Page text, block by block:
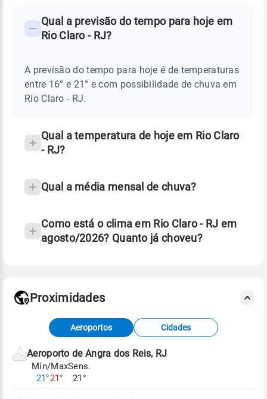
PREVISÃO
TEMPO
CLARO
Perguntas
sobre
chuva
Qual a previsão do tempo para hoje em
Rio Claro - RJ?
A previsão do tempo para hoje é de temperaturas
entre 16° e 21° e com possibilidade de chuva em
Rio Claro - RJ.
Qual a temperatura de hoje em Rio Claro
- RJ?
Qual a média mensal de chuva?
Como está o clima em Rio Claro - RJ em
agosto/2026? Quanto já choveu?
Fonte: dados combinados de estações
meteorológicas e satélite do Centro de Previsão
de Tempo e Estudos Climáticos (CPTEC).
Para obter mais informações sobre os dados
Proximidades
Aeroportos Cidades
Aeroporto de Angra dos Reis, RJ
Mín/Max
21°21°
Sens.
21°